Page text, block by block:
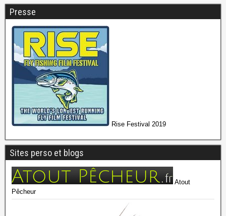
Presse
Rise Festival 2019
Sites perso et blogs
Atout
Pêcheur